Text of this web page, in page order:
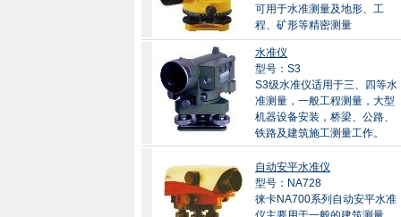
可用于水准测量及地形、工
程、矿形等精密测量
水准仪
型号：S3
S3级水准仪适用于三、四等水
准测量，一般工程测量，大型
机器设备安装，桥梁、公路、
铁路及建筑施工测量工作。
自动安平水准仪
型号：NA728
徕卡NA700系列自动安平水准